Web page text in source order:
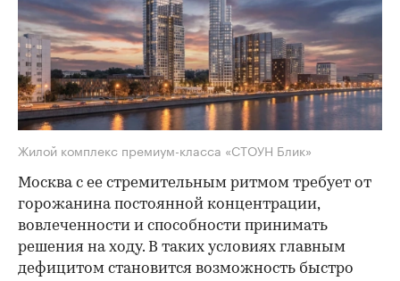
Жилой комплекс премиум-класса «СТОУН Блик»
Москва с ее стремительным ритмом требует от
горожанина постоянной концентрации,
вовлеченности и способности принимать
решения на ходу. В таких условиях главным
дефицитом становится возможность быстро